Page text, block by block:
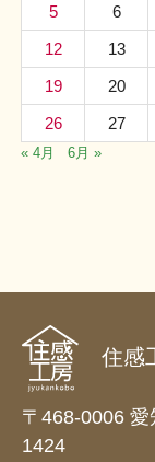
5
6
12
13
19
20
26
27
« 4月 6月 »
住感
〒468-0006
1424